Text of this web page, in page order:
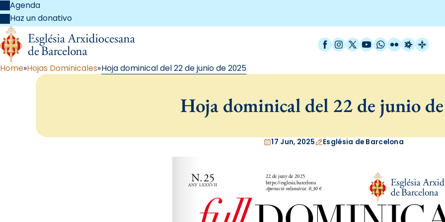
Agenda
Haz un donativo
Facebook
Instagram
X / Twitter
YouTube
WhatsApp
FlickrRadio
Home Hojas Dominicales Hoja dominical del 22 de junio de 2025
Hoja dominical del 22 de junio
17 Jun, 2025 Església de Barcelona